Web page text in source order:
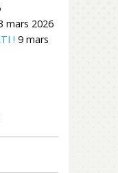
mars 2026
! 9 mars